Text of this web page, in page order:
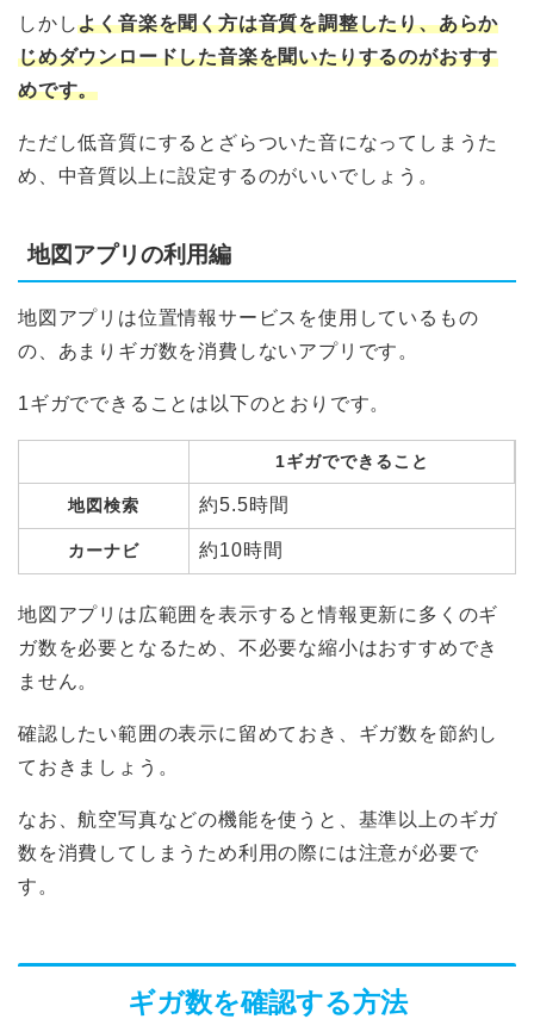
しかしよく音楽を聞く方は音質を調整したり、あらか
じめダウンロードした音楽を聞いたりするのがおすす
めです。
ただし低音質にするとざらついた音になってしまうた
め、中音質以上に設定するのがいいでしょう。
地図アプリの利用編
地図アプリは位置情報サービスを使用しているもの
の、あまりギガ数を消費しないアプリです。
1ギガでできることは以下のとおりです。
1ギガでできること
地図検索 約5.5時間
カーナビ 約10時間
地図アプリは広範囲を表示すると情報更新に多くのギ
ガ数を必要となるため、不必要な縮小はおすすめでき
ません。
確認したい範囲の表示に留めておき、ギガ数を節約し
ておきましょう。
なお、航空写真などの機能を使うと、基準以上のギガ
数を消費してしまうため利用の際には注意が必要で
す。
ギガ数を確認する方法